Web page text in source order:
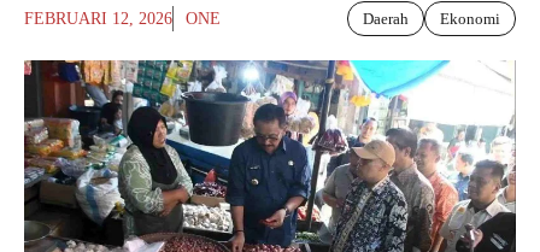
FEBRUARI 12, 2026 ONE Daerah Ekonomi